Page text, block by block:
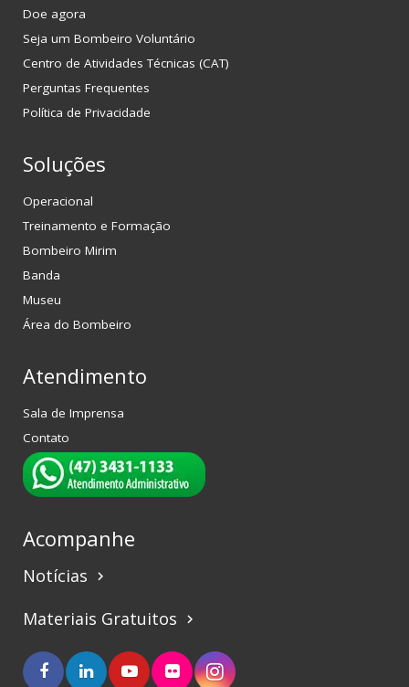
Doe agora
Seja um Bombeiro Voluntário
Centro de Atividades Técnicas (CAT)
Perguntas Frequentes
Política de Privacidade
Soluções
Operacional
Treinamento e Formação
Bombeiro Mirim
Banda
Museu
Área do Bombeiro
Atendimento
Sala de Imprensa
Contato
Acompanhe
Notícias keyboard_arrow_right
Materiais Gratuitos keyboard_arrow_right